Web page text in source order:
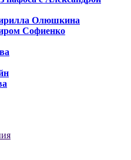
Олюшкина
Софиенко